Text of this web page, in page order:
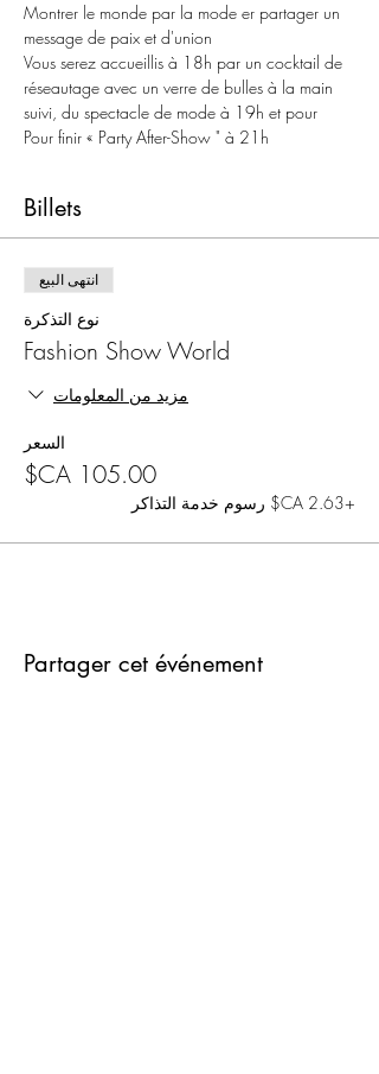
Montrer le monde par la mode er partager un
message de paix et d'union
Vous serez accueillis à 18h par un cocktail de
réseautage avec un verre de bulles à la main
suivi, du spectacle de mode à 19h et pour
Pour finir « Party After-Show " à 21h
Billets
انتهى البيع
نوع التذكرة
Fashion Show World
مزيد من المعلومات
السعر
+‏2.63 CA$ رسوم خدمة التذاكر
Partager cet événement